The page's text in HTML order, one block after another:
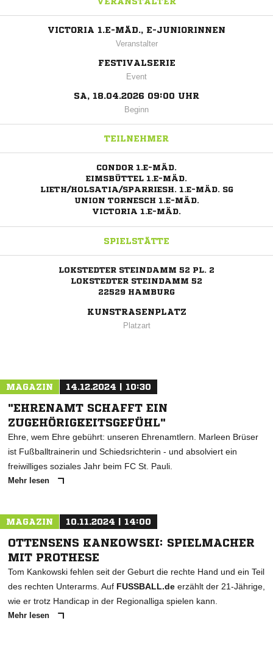
VICTORIA 1.E-MÄD., E-JUNIORINNEN
Veranstalter
FESTIVALSERIE
Event
SA, 18.04.2026 09:00 UHR
Beginn
TEILNEHMER
CONDOR 1.E-MÄD.
EIMSBÜTTEL 1.E-MÄD.
LIETH/HOLSATIA/SPARRIESH. 1.E-MÄD. SG
UNION TORNESCH 1.E-MÄD.
VICTORIA 1.E-MÄD.
SPIELSTÄTTE
LOKSTEDTER STEINDAMM 52 PL. 2
LOKSTEDTER STEINDAMM 52
22529 HAMBURG
KUNSTRASENPLATZ
Platzart
MAGAZIN 14.12.2024 | 10:30
"EHRENAMT SCHAFFT EIN
ZUGEHÖRIGKEITSGEFÜHL"
Ehre, wem Ehre gebührt: unseren Ehrenamtlern. Marleen Brüser
ist Fußballtrainerin und Schiedsrichterin - und absolviert ein
freiwilliges soziales Jahr beim FC St. Pauli.
Mehr lesen
MAGAZIN 10.11.2024 | 14:00
OTTENSENS KANKOWSKI: SPIELMACHER
MIT PROTHESE
Tom Kankowski fehlen seit der Geburt die rechte Hand und ein Teil
des rechten Unterarms. Auf FUSSBALL.de erzählt der 21-Jährige,
wie er trotz Handicap in der Regionalliga spielen kann.
Mehr lesen